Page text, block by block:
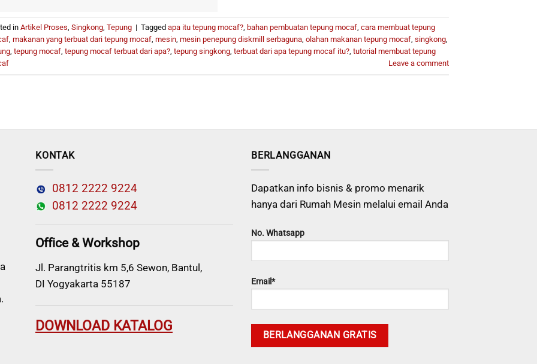
in Artikel Proses Singkong, Tepung | Tagged apa itu tepung mocaf?, bahan pembuatan tepung mocaf, cara membuat tepung
, makanan yang terbuat dari tepung mocaf, mesin, mesin penepung diskmill serbaguna, olahan makanan tepung mocaf, singkong,
, tepung mocaf, tepung mocaf terbuat dari apa?, tepung singkong, terbuat dari apa tepung mocaf itu?, tutorial membuat tepung
Leave a comment
KONTAK
0812 2222 9224
0812 2222 9224
Office & Workshop
Jl. Parangtritis km 5,6 Sewon, Bantul,
DI Yogyakarta 55187
DOWNLOAD KATALOG
BERLANGGANAN
Dapatkan info bisnis & promo menarik
hanya dari Rumah Mesin melalui email Anda
No. Whatsapp
Email*